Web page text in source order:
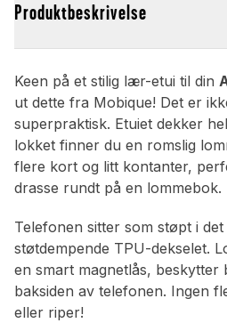
Produktbeskrivelse
Keen på et stilig lær-etui til din
ut dette fra Mobique! Det er
superpraktisk. Etuiet dekker
lokket finner du en romslig
flere kort og litt kontanter,
drasse rundt på en lommebok.
Telefonen sitter som støpt i
støtdempende TPU-dekselet.
en smart magnetlås, beskytter
baksiden av telefonen. Ingen
eller riper!